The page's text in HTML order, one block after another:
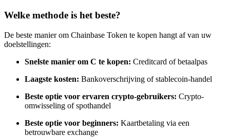
Geniet van winstdeling en copy trading commissies
Welke methode is het beste?
De beste manier om Chainbase Token te kopen hangt af van uw
doelstellingen:
Snelste manier om C te kopen: Creditcard of betaalpas
Laagste kosten: Bankoverschrijving of stablecoin-handel
Beste optie voor ervaren crypto-gebruikers: Crypto-
omwisseling of spothandel
Beste optie voor beginners: Kaartbetaling via een
betrouwbare exchange